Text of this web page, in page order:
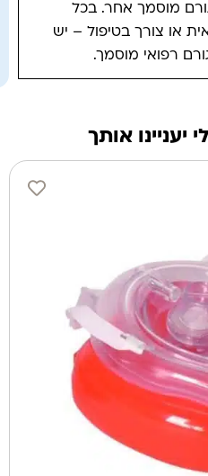
מוסמך אחר. בכל
או צורך בטיפול – יש
רפואי מוסמך.
יעניינו אותך